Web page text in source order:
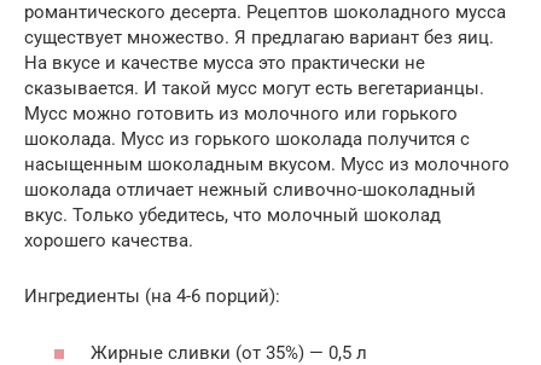
романтического десерта. Рецептов шоколадного мусса
существует множество. Я предлагаю вариант без яиц.
На вкусе и качестве мусса это практически не
сказывается. И такой мусс могут есть вегетарианцы.
Мусс можно готовить из молочного или горького
шоколада. Мусс из горького шоколада получится с
насыщенным шоколадным вкусом. Мусс из молочного
шоколада отличает нежный сливочно-шоколадный
вкус. Только убедитесь, что молочный шоколад
хорошего качества.
Ингредиенты (на 4-6 порций):
Жирные сливки (от 35%) — 0,5 л